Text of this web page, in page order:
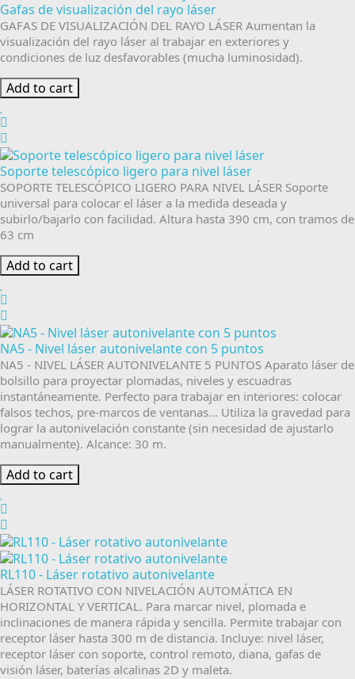
Gafas de visualización del rayo láser
GAFAS DE VISUALIZACIÓN DEL RAYO LÁSER Aumentan la
visualización del rayo láser al trabajar en exteriores y
condiciones de luz desfavorables (mucha luminosidad).
Add to cart
Soporte telescópico ligero para nivel láser
SOPORTE TELESCÓPICO LIGERO PARA NIVEL LÁSER Soporte
universal para colocar el láser a la medida deseada y
subirlo/bajarlo con facilidad. Altura hasta 390 cm, con tramos de
63 cm
Add to cart
NA5 - Nivel láser autonivelante con 5 puntos
NA5 - NIVEL LÁSER AUTONIVELANTE 5 PUNTOS Aparato láser de
bolsillo para proyectar plomadas, niveles y escuadras
instantáneamente. Perfecto para trabajar en interiores: colocar
falsos techos, pre-marcos de ventanas... Utiliza la gravedad para
lograr la autonivelación constante (sin necesidad de ajustarlo
manualmente). Alcance: 30 m.
Add to cart
RL110 - Láser rotativo autonivelante
LÁSER ROTATIVO CON NIVELACIÓN AUTOMÁTICA EN
HORIZONTAL Y VERTICAL. Para marcar nivel, plomada e
inclinaciones de manera rápida y sencilla. Permite trabajar con
receptor láser hasta 300 m de distancia. Incluye: nivel láser,
receptor láser con soporte, control remoto, diana, gafas de
visión láser, baterías alcalinas 2D y maleta.